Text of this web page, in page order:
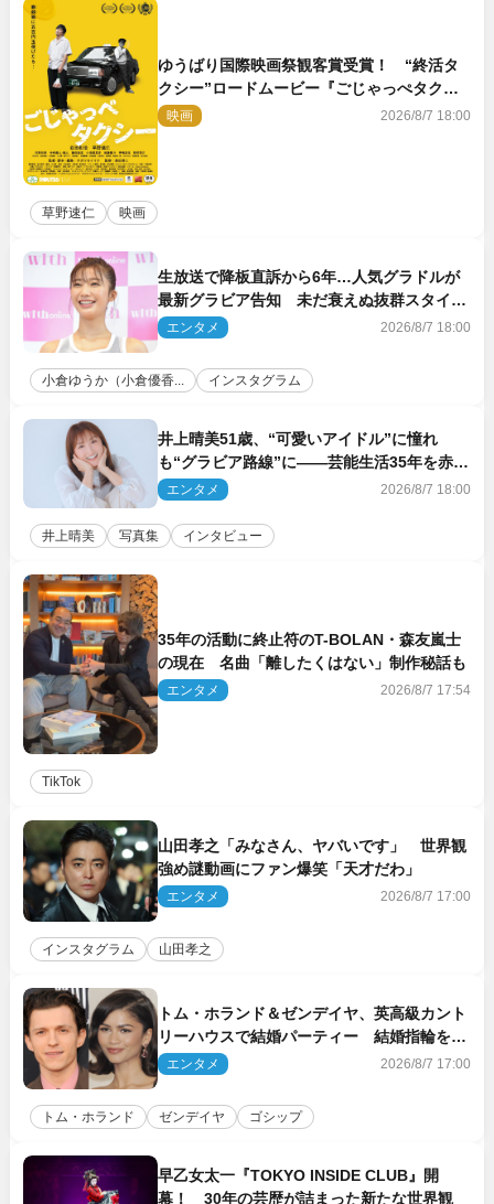
ゆうばり国際映画祭観客賞受賞！ “終活タ
クシー”ロードムービー『ごじゃっぺタクシ
ー』10月公開＆予告解禁
映画 2026/8/7 18:00
草野速仁 映画
生放送で降板直訴から6年…人気グラドルが
最新グラビア告知 未だ衰えぬ抜群スタイル
に反響
エンタメ 2026/8/7 18:00
小倉ゆうか（小倉優香... インスタグラム
井上晴美51歳、“可愛いアイドル”に憧れ
も“グラビア路線”に――芸能生活35年を赤
裸々に語る 27年ぶりに写真集発売
エンタメ 2026/8/7 18:00
井上晴美 写真集 インタビュー
35年の活動に終止符のT-BOLAN・森友嵐士
の現在 名曲「離したくはない」制作秘話も
エンタメ 2026/8/7 17:54
TikTok
山田孝之「みなさん、ヤバいです」 世界観
強め謎動画にファン爆笑「天才だわ」
エンタメ 2026/8/7 17:00
インスタグラム 山田孝之
トム・ホランド＆ゼンデイヤ、英高級カント
リーハウスで結婚パーティー 結婚指輪を身
に着けたトムも初キャッチ
エンタメ 2026/8/7 17:00
トム・ホランド ゼンデイヤ ゴシップ
早乙女太一『TOKYO INSIDE CLUB』開
幕！ 30年の芸歴が詰まった新たな世界観